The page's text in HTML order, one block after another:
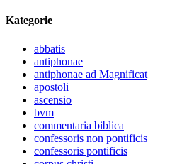
Kategorie
abbatis
antiphonae
antiphonae ad Magnificat
apostoli
ascensio
bvm
commentaria biblica
confessoris non pontificis
confessoris pontificis